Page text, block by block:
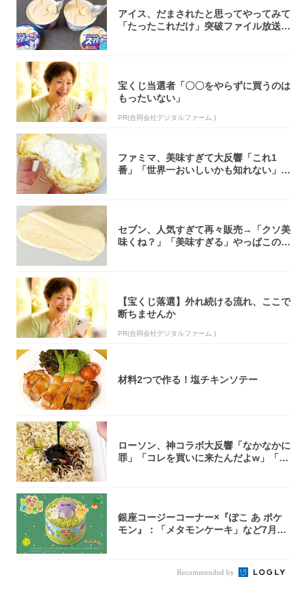
アイス、だまされたと思ってやってみて
「たったこれだけ」突破ファイル放送で
宝くじ当選者「〇〇をやらずに買うのは
もったいない」
PR(合同会社デジタルファーム )
ファミマ、美味すぎて大反響「これ1
番」「世界一おいしいかも知れない」
セブン、人気すぎて再々販売→「クソ美
味くね？」「美味すぎる」やっぱこのク
【宝くじ落選】外れ続ける流れ、ここで
断ちませんか
PR(合同会社デジタルファーム )
材料2つで作る！塩チキンソテー
ローソン、神コラボ大反響「なかなかに
罪」「コレを買いに来たんだよw」「３
銀座コージーコーナー×『ぽこ あ ポケ
モン』：「メタモンケーキ」など7月31
Recommended by